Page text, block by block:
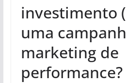
investimento
uma
marketing de
performance?